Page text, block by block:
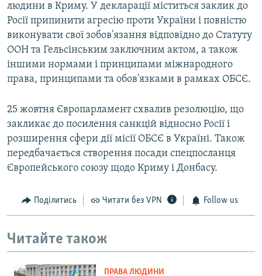
людини в Криму. У декларації міститься заклик до
Росії припинити агресію проти України і повністю
виконувати свої зобов'язання відповідно до Статуту
ООН та Гельсінським заключним актом, а також
іншими нормами і принципами міжнародного
права, принципами та обов'язками в рамках ОБСЄ.
25 жовтня Європарламент схвалив резолюцію, що
закликає до посилення санкцій відносно Росії і
розширення сфери дії місії ОБСЄ в Україні. Також
передбачається створення посади спецпосланця
Європейського союзу щодо Криму і Донбасу.
Поділитись Читати без VPN Follow us
Читайте також
ПРАВА ЛЮДИНИ